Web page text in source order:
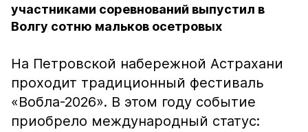
участниками соревнований выпустил в
Волгу сотню мальков осетровых
На Петровской набережной Астрахани
проходит традиционный фестиваль
«Вобла-2026». В этом году событие
приобрело международный статус: